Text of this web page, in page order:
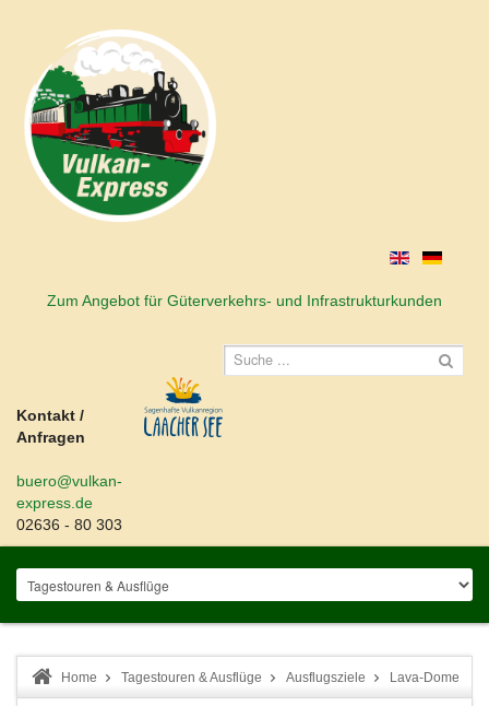
Zum Angebot für Güterverkehrs- und Infrastrukturkunden
Kontakt /
Anfragen
buero@vulkan-
express.de
02636 - 80 303
Home Tagestouren & Ausflüge Ausflugsziele Lava-Dome